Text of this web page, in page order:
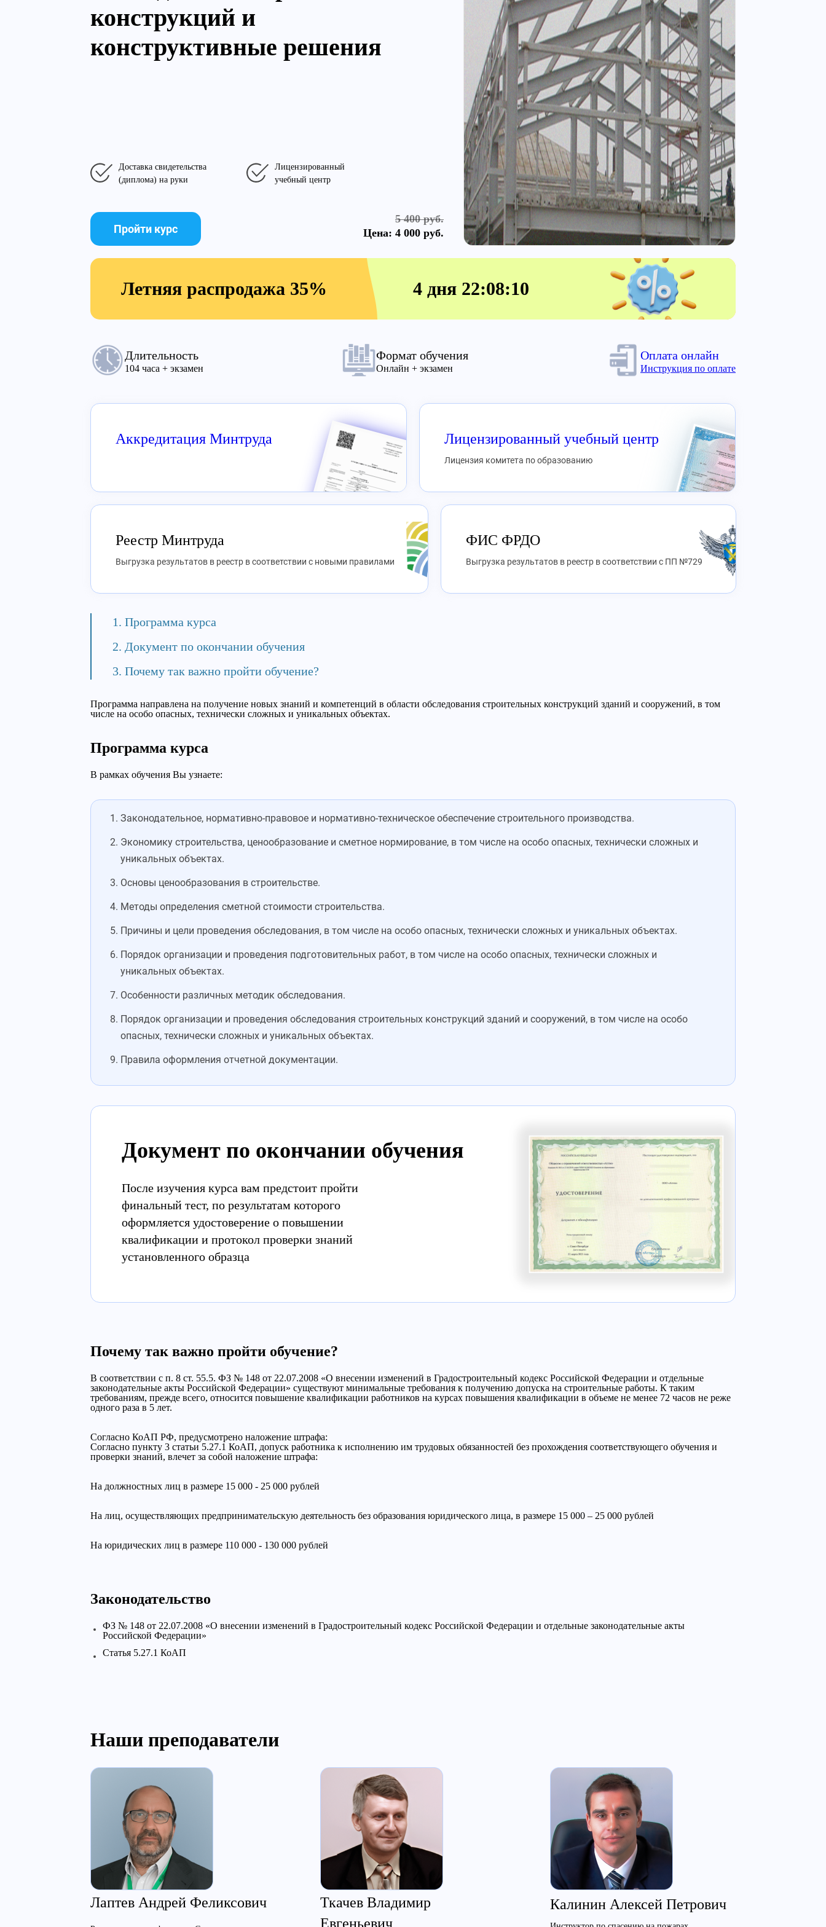
конструкций и
конструктивные решения
Доставка свидетельства
(диплома) на руки
Лицензированный
учебный центр
5 400 руб.
Цена: 4 000 руб.
Пройти курс
Летняя распродажа 35% 4 дня 22:08:10
Длительность
104 часа + экзамен
Формат обучения
Онлайн + экзамен
Оплата онлайн
Инструкция по оплате
Аккредитация Минтруда Лицензированный учебный центр
Лицензия комитета по образованию
Реестр Минтруда
Выгрузка результатов в реестр в соответствии с новыми правилами
ФИС ФРДО
Выгрузка результатов в реестр в соответствии с ПП №729
Программа курса
Документ по окончании обучения
Почему так важно пройти обучение?
Программа направлена на получение новых знаний и компетенций в области обследования строительных конструкций зданий и сооружений, в том
числе на особо опасных, технически сложных и уникальных объектах.
Программа курса
В рамках обучения Вы узнаете:
Законодательное, нормативно-правовое и нормативно-техническое обеспечение строительного производства.
Экономику строительства, ценообразование и сметное нормирование, в том числе на особо опасных, технически сложных и
уникальных объектах.
Основы ценообразования в строительстве.
Методы определения сметной стоимости строительства.
Причины и цели проведения обследования, в том числе на особо опасных, технически сложных и уникальных объектах.
Порядок организации и проведения подготовительных работ, в том числе на особо опасных, технически сложных и
уникальных объектах.
Особенности различных методик обследования.
Порядок организации и проведения обследования строительных конструкций зданий и сооружений, в том числе на особо
опасных, технически сложных и уникальных объектах.
Правила оформления отчетной документации.
Документ по окончании обучения
После изучения курса вам предстоит пройти
финальный тест, по результатам которого
оформляется удостоверение о повышении
квалификации и протокол проверки знаний
установленного образца
Почему так важно пройти обучение?
В соответствии с п. 8 ст. 55.5. ФЗ № 148 от 22.07.2008 «О внесении изменений в Градостроительный кодекс Российской Федерации и отдельные
законодательные акты Российской Федерации» существуют минимальные требования к получению допуска на строительные работы. К таким
требованиям, прежде всего, относится повышение квалификации работников на курсах повышения квалификации в объеме не менее 72 часов не реже
одного раза в 5 лет.
Cогласно КоАП РФ, предусмотрено наложение штрафа:
Согласно пункту 3 статьи 5.27.1 КоАП, допуск работника к исполнению им трудовых обязанностей без прохождения соответствующего обучения и
проверки знаний, влечет за собой наложение штрафа:
На должностных лиц в размере 15 000 - 25 000 рублей
На лиц, осуществляющих предпринимательскую деятельность без образования юридического лица, в размере 15 000 – 25 000 рублей
На юридических лиц в размере 110 000 - 130 000 рублей
Законодательство
ФЗ № 148 от 22.07.2008 «О внесении изменений в Градостроительный кодекс Российской Федерации и отдельные законодательные акты
Российской Федерации»
Cтатья 5.27.1 КоАП
Наши преподаватели
Лаптев Андрей Феликсович
Ткачев Владимир
Евгеньевич
Калинин Алексей Петрович